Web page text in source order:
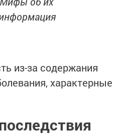
из-за содержания
характерные